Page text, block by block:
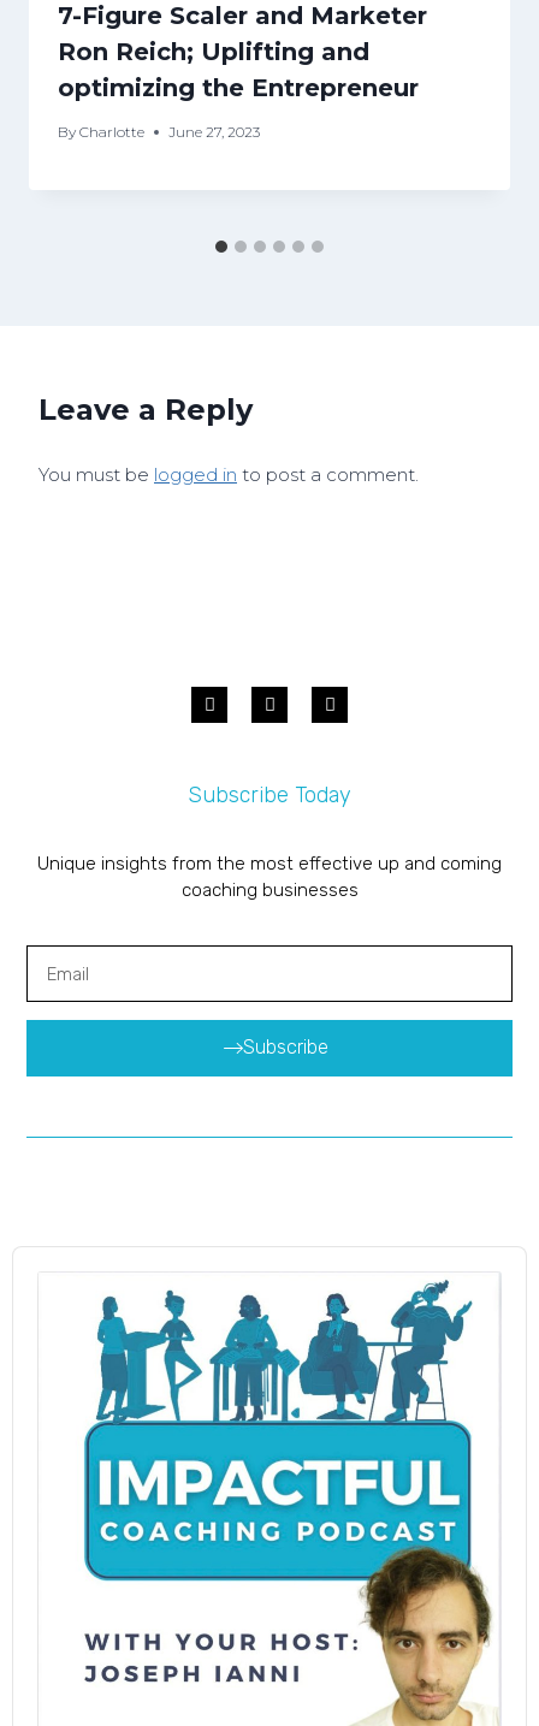
7-Figure Scaler and Marketer
Ron Reich; Uplifting and
optimizing the Entrepreneur
By Charlotte June 27, 2023
Leave a Reply
You must be logged in to post a comment.
Subscribe Today
Unique insights from the most effective up and coming
coaching businesses
Subscribe
Audio